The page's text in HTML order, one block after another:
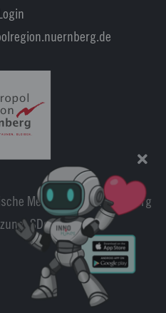
Metropolregion Nürnberg
SDesign.